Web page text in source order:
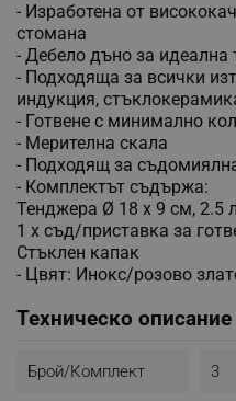
- Изработена от
стомана
- Дебело дъно за идеална
- Подходяща за всички
индукция,
- Готвене с минимално
- Мерителна скала
- Подходящ за
- Комплектът съдържа:
Тенджера Ø 18 x 9 см, 2.5
1 х съд/приставка за
Стъклен капак
- Цвят: Инокс/розово
Техническо описание
Брой/комплект 3